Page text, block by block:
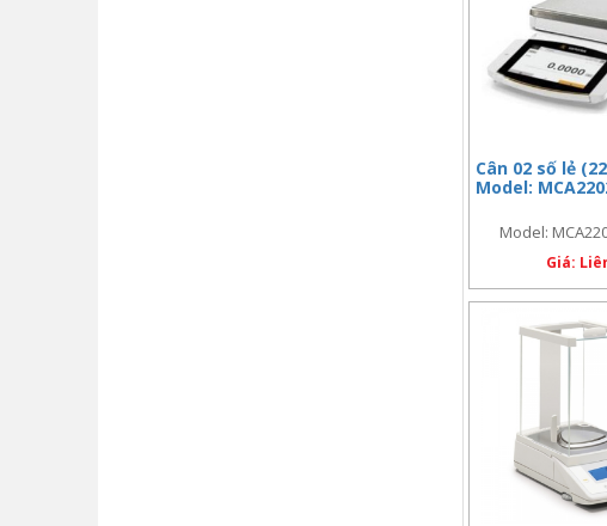
Cân 02 số lẻ
Model:
Model:
Giá: